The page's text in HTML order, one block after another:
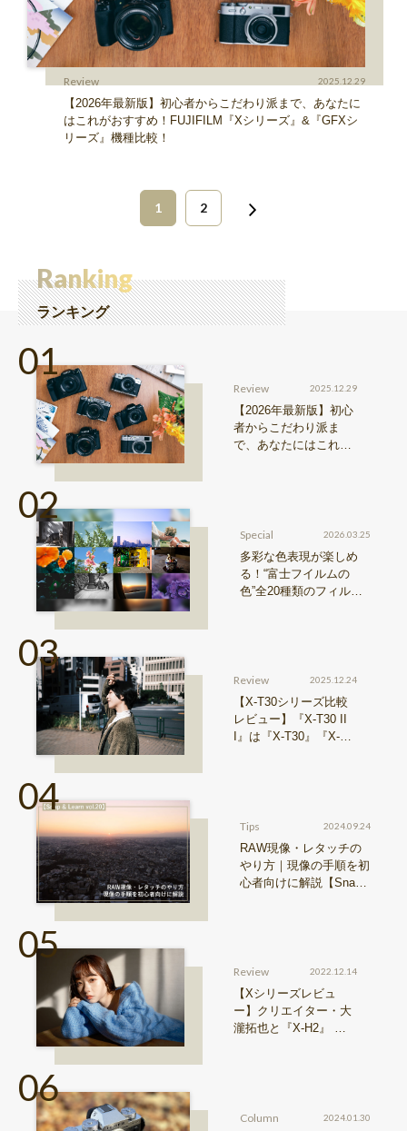
Review 2025.12.29
【2026年最新版】初心者からこだわり派まで、あなたに
はこれがおすすめ！FUJIFILM『Xシリーズ』&『GFXシ
リーズ』機種比較！
1 2
Ranking
ランキング
Review 2025.12.29
【2026年最新版】初心
者からこだわり派ま
で、あなたにはこれが
Special 2026.03.25
多彩な色表現が楽しめ
る！“富士フイルムの
色”全20種類のフィルム
Review 2025.12.24
【X-T30シリーズ比較
レビュー】『X-T30 II
I』は『X-T30』『X-T3
Tips 2024.09.24
RAW現像・レタッチの
やり方｜現像の手順を初
心者向けに解説【Snap
Review 2022.12.14
【Xシリーズレビュ
ー】クリエイター・大
瀧拓也と『X-H2』 写
Column 2024.01.30